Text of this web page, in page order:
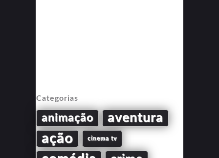
Categorias
animação aventura
ação cinema tv